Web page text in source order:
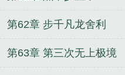
第62章 步千凡龙舍利
第63章 第三次无上极境